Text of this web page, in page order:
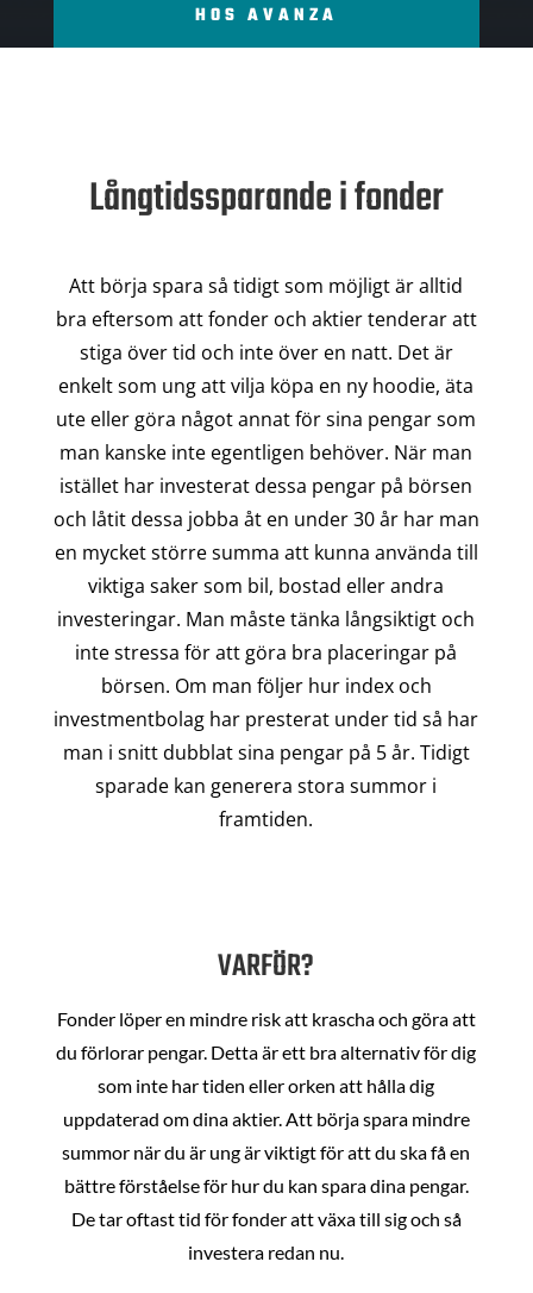
HOS AVANZA
Långtidssparande i fonder
Att börja spara så tidigt som möjligt är alltid
bra eftersom att fonder och aktier tenderar att
stiga över tid och inte över en natt. Det är
enkelt som ung att vilja köpa en ny hoodie, äta
ute eller göra något annat för sina pengar som
man kanske inte egentligen behöver. När man
istället har investerat dessa pengar på börsen
och låtit dessa jobba åt en under 30 år har man
en mycket större summa att kunna använda till
viktiga saker som bil, bostad eller andra
investeringar. Man måste tänka långsiktigt och
inte stressa för att göra bra placeringar på
börsen. Om man följer hur index och
investmentbolag har presterat under tid så har
man i snitt dubblat sina pengar på 5 år. Tidigt
sparade kan generera stora summor i
framtiden.
VARFÖR?
Fonder löper en mindre risk att krascha och göra att
du förlorar pengar. Detta är ett bra alternativ för dig
som inte har tiden eller orken att hålla dig
uppdaterad om dina aktier. Att börja spara mindre
summor när du är ung är viktigt för att du ska få en
bättre förståelse för hur du kan spara dina pengar.
De tar oftast tid för fonder att växa till sig och så
investera redan nu.